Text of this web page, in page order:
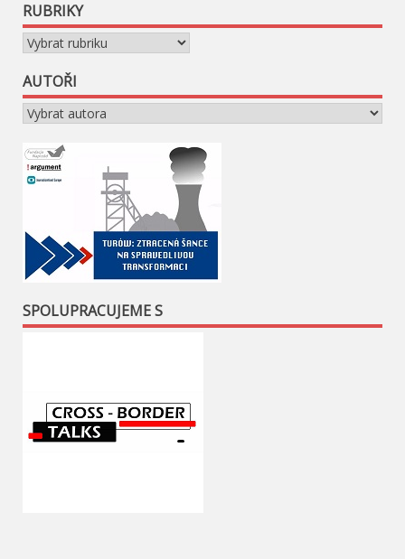
RUBRIKY
Rubriky
AUTOŘI
SPOLUPRACUJEME S